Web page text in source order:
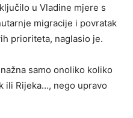
u Vladine mjere s
migracije i povratak
prioriteta, naglasio je.
samo onoliko koliko
ili Rijeka…, nego upravo